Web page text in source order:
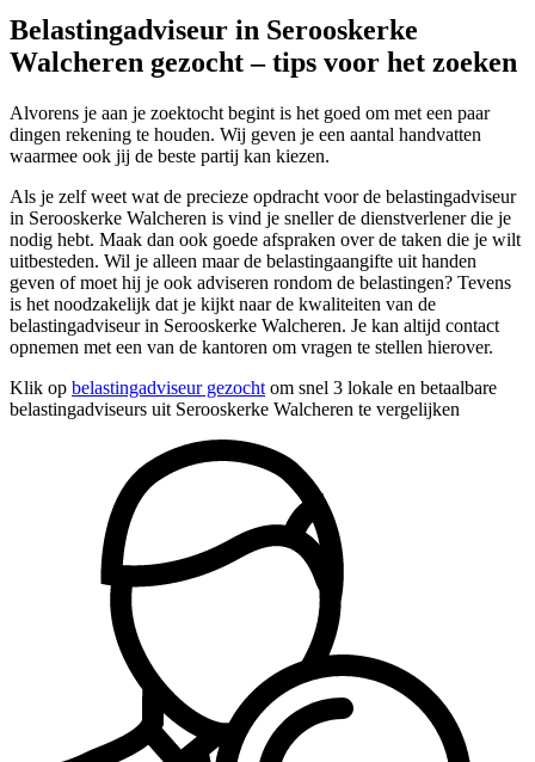
Belastingadviseur in Serooskerke
Walcheren gezocht – tips voor het zoeken
Alvorens je aan je zoektocht begint is het goed om met een paar
dingen rekening te houden. Wij geven je een aantal handvatten
waarmee ook jij de beste partij kan kiezen.
Als je zelf weet wat de precieze opdracht voor de belastingadviseur
in Serooskerke Walcheren is vind je sneller de dienstverlener die je
nodig hebt. Maak dan ook goede afspraken over de taken die je wilt
uitbesteden. Wil je alleen maar de belastingaangifte uit handen
geven of moet hij je ook adviseren rondom de belastingen? Tevens
is het noodzakelijk dat je kijkt naar de kwaliteiten van de
belastingadviseur in Serooskerke Walcheren. Je kan altijd contact
opnemen met een van de kantoren om vragen te stellen hierover.
Klik op belastingadviseur gezocht om snel 3 lokale en betaalbare
belastingadviseurs uit Serooskerke Walcheren te vergelijken